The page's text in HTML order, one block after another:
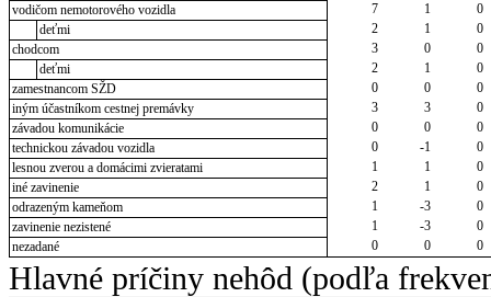
vodičom nemotorového vozidla
7 1
0
deťmi
2 1
0
chodcom
3 0
0
deťmi
2 1
0
zamestnancom SŽD
0 0
0
iným účastníkom cestnej premávky
3 3
0
závadou komunikácie
0 0
0
technickou závadou vozidla
0 -1
0
lesnou zverou a domácimi zvieratami
1 1
0
iné zavinenie
2 1
0
odrazeným kameňom
1 -3
0
zavinenie nezistené
1 -3
0
nezadané
0 0 0
Hlavné príčiny nehôd (podľa